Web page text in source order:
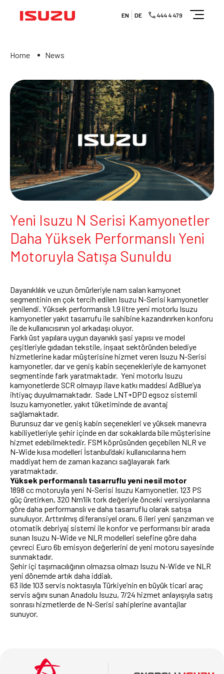
EN DE 444 4 479
Home News
Yeni Isuzu N Serisi Kamyonetler
Daha Yüksek Performanslı Yeni
Motoruyla Satışa Sunuldu
Dayanıklılık ve uzun ömürleriyle nam salan kamyonet
segmentinin en çok tercih edilen Isuzu N-Serisi kamyonetler
yenilendi. Yüksek performanslı 1.9 litre yeni motorlu Isuzu
kamyonetler yakıt tasarrufu ile sahibine kazandırırken konforu
ile de kullanıcısının yol arkadaşı oluyor.
Farklı üst yapılara uygun dayanıklı şasi yapısı ve model
çeşitleriyle gıdadan tekstile, inşaat sektöründen belediye
hizmetlerine kadar müşterisine hizmet veren Isuzu N-Serisi
kamyonetler, dar ve geniş kabin seçenekleriyle de kamyonet
segmentinde fark yaratmaktadır. Yeni motorlu Isuzu
kamyonetlerde SCR olmayıp ilave katkı maddesi AdBlue’ya
ihtiyaç duyulmamaktadır. Sade LNT+DPD egsoz sistemli
Isuzu kamyonetler, yakıt tüketiminde de avantaj
sağlamaktadır.
Burunsuz dar ve geniş kabin seçenekleri ve yüksek manevra
kabiliyetleriyle şehir içinde en dar sokaklarda bile müşterisine
hizmet edebilmektedir. FSM köprüsünden geçebilen NLR ve
N-Wide kısa modelleri İstanbul’daki kullanıcılarına hem
maddiyat hem de zaman kazancı sağlayarak fark
yaratmaktadır.
Yüksek performanslı tasarruflu yeni nesil motor
1898 cc motoruyla yeni N-Serisi Isuzu Kamyonetler, 123 PS
güç üretirken, 320 Nm’lik tork değeriyle önceki versiyonlarına
göre daha performanslı ve daha tasarruflu olarak satışa
sunuluyor. Arttırılmış diferansiyel oranı, 6 ileri yeni şanzıman ve
otomatik debriyaj sistemi ile konfor ve performansı bir arada
sunan Isuzu N-Wide ve NLR modelleri selefine göre daha
çevreci Euro 6b emisyon değerlerini de yeni motoru sayesinde
sunmaktadır.
Şehir içi taşımacılığının olmazsa olmazı Isuzu N-Wide ve NLR
yeni dönemde artık daha iddialı.
63 ilde 103 servis noktasıyla Türkiye’nin en büyük ticari araç
servis ağını sunan Anadolu Isuzu, 7/24 hizmet anlayışıyla satış
sonrası hizmetlerde de N-Serisi sahiplerine avantajlar
sunuyor.